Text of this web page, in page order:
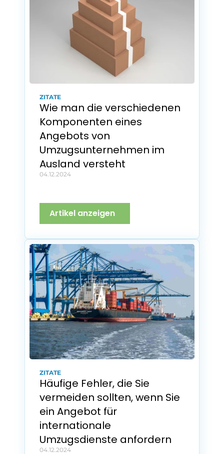
ZITATE
Wie man die verschiedenen
Komponenten eines
Angebots von
Umzugsunternehmen im
Ausland versteht
04.12.2024
Artikel anzeigen
ZITATE
Häufige Fehler, die Sie
vermeiden sollten, wenn Sie
ein Angebot für
internationale
Umzugsdienste anfordern
04.12.2024